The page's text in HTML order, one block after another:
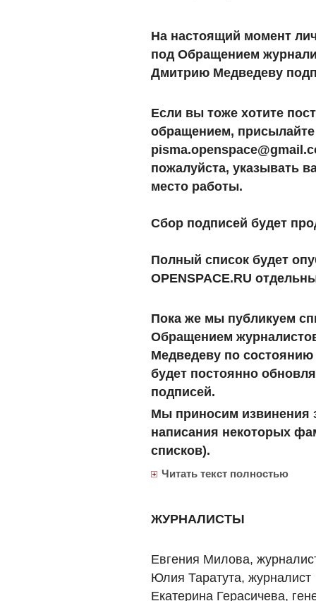
На настоящий момент
под Обращением
Дмитрию Медведеву
Если вы тоже хотите
обращением, присылайте
пожалуйста, указывать
место работы.
Сбор подписей будет
Полный список будет
OPENSPACE.RU
Пока же мы публикуем
Обращением
Медведеву по
будет постоянно
подписей.
Мы приносим извинения
написания некоторых
списков).
Читать текст полностью
ЖУРНАЛИСТЫ
Евгения Милова,
Юлия Таратута, журналист
Екатерина Герасичева,